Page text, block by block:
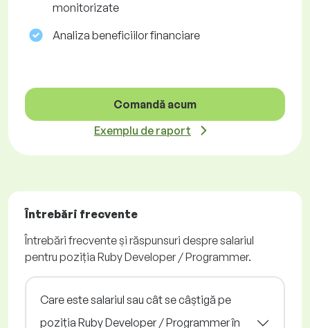
monitorizate
Analiza beneficiilor financiare
Comandă acum
Exemplu de raport
Întrebări frecvente
Întrebări frecvente și răspunsuri despre salariul
pentru poziția Ruby Developer / Programmer.
Care este salariul sau cât se câștigă pe
poziția Ruby Developer / Programmer în